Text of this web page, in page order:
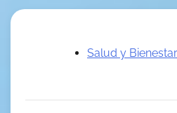
Salud y Bienestar